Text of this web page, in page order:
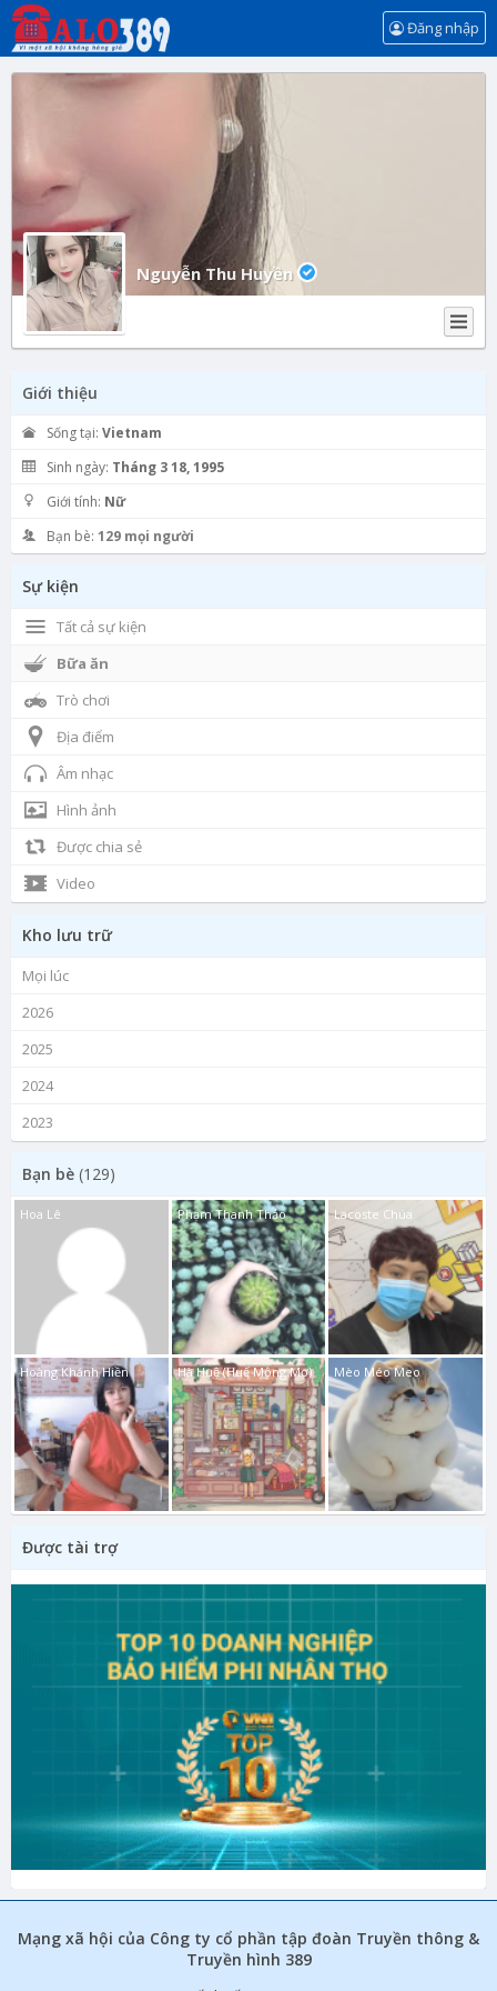
Đăng nhập
Nguyễn Thu Huyền
Giới thiệu
Sống tại: Vietnam
Sinh ngày: Tháng 3 18, 1995
Giới tính: Nữ
Bạn bè: 129 mọi người
Sự kiện
Tất cả sự kiện
Bữa ăn
Trò chơi
Địa điểm
Âm nhạc
Hình ảnh
Được chia sẻ
Video
Kho lưu trữ
Mọi lúc
2026
2025
2024
2023
Bạn bè (129)
Hoa Lê Phạm Thanh Thảo Lacoste Chúa
Hoàng Khánh Hiền Hà Huệ (Huế Mộng Mơ) Mèo Méo Meo
Được tài trợ
Mạng xã hội của Công ty cổ phần tập đoàn Truyền thông &
Truyền hình 389